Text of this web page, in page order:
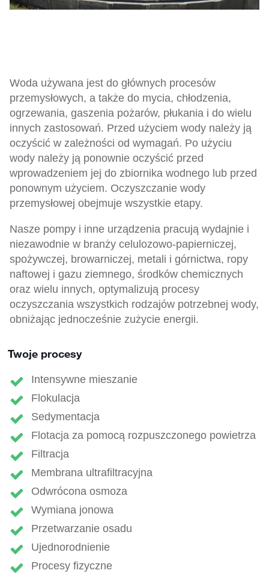
Woda używana jest do głównych procesów
przemysłowych, a także do mycia, chłodzenia,
ogrzewania, gaszenia pożarów, płukania i do wielu
innych zastosowań. Przed użyciem wody należy ją
oczyścić w zależności od wymagań. Po użyciu
wody należy ją ponownie oczyścić przed
wprowadzeniem jej do zbiornika wodnego lub przed
ponownym użyciem. Oczyszczanie wody
przemysłowej obejmuje wszystkie etapy.
Nasze pompy i inne urządzenia pracują wydajnie i
niezawodnie w branży celulozowo-papierniczej,
spożywczej, browarniczej, metali i górnictwa, ropy
naftowej i gazu ziemnego, środków chemicznych
oraz wielu innych, optymalizują procesy
oczyszczania wszystkich rodzajów potrzebnej wody,
obniżając jednocześnie zużycie energii.
Twoje procesy
Intensywne mieszanie
Flokulacja
Sedymentacja
Flotacja za pomocą rozpuszczonego powietrza
Filtracja
Membrana ultrafiltracyjna
Odwrócona osmoza
Wymiana jonowa
Przetwarzanie osadu
Ujednorodnienie
Procesy fizyczne